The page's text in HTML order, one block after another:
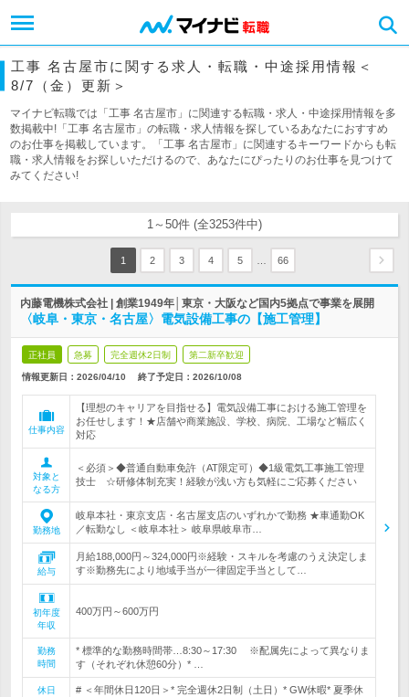
工事 名古屋市に関する求人・転職・中途採用情報＜
8/7（金）更新＞
マイナビ転職では「工事 名古屋市」に関連する転職・求人・中途採用情報を多
数掲載中!「工事 名古屋市」の転職・求人情報を探しているあなたにおすすめ
のお仕事を掲載しています。「工事 名古屋市」に関連するキーワードからも転
職・求人情報をお探しいただけるので、あなたにぴったりのお仕事を見つけて
みてください!
1～50件 (全3253件中)
1 2 3 4 5 66
内藤電機株式会社 | 創業1949年│東京・大阪など国内5拠点で事業を展開
〈岐阜・東京・名古屋〉電気設備工事の【施工管理】
正社員 急募 完全週休2日制 第二新卒歓迎
情報更新日：2026/04/10 終了予定日： 2026/10/08
仕事内容
【理想のキャリアを目指せる】電気設備工事における施工管理を
お任せします！★店舗や商業施設、学校、病院、工場など幅広く
対応
対象と
なる方
＜必須＞◆普通自動車免許（AT限定可）◆1級電気工事施工管理
技士 ☆研修体制充実！経験が浅い方も気軽にご応募ください
勤務地
岐阜本社・東京支店・名古屋支店のいずれかで勤務 ★車通勤OK
／転勤なし ＜岐阜本社＞ 岐阜県岐阜市…
給与
月給188,000円～324,000円※経験・スキルを考慮のうえ決定しま
す※勤務先により地域手当が一律固定手当として…
初年度
年収
400万円～600万円
勤務
時間
* 標準的な勤務時間帯…8:30～17:30 ※配属先によって異なりま
す（それぞれ休憩60分）* …
休日
# ＜年間休日120日＞* 完全週休2日制（土日）* GW休暇* 夏季休